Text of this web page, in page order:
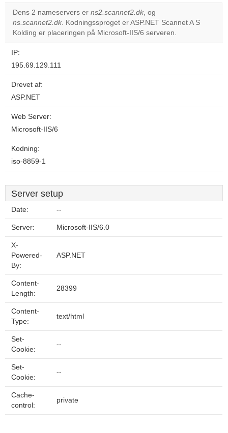
correctly.
Do you
own this
Dens 2 nameservers er ns2.scannet2.dk, og
ns.scannet2.dk. Kodningssproget er ASP.NET Scannet A S
Kolding er placeringen på Microsoft-IIS/6 serveren.
IP:
195.69.129.111
Drevet af:
ASP.NET
Web Server:
Microsoft-IIS/6
Kodning:
iso-8859-1
Server setup
Date: --
Server: Microsoft-IIS/6.0
X-
Powered-
By:
ASP.NET
Content-
Length:
28399
Content-
Type:
text/html
Set-
Cookie:
--
Set-
Cookie:
--
Cache-
control:
private